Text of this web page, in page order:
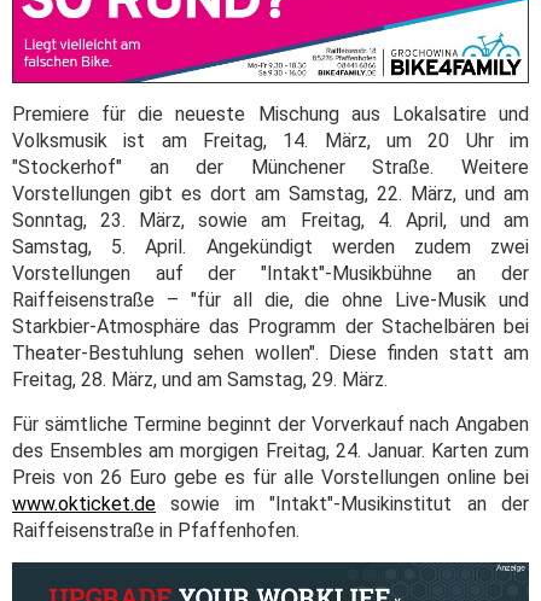
Premiere für die neueste Mischung aus Lokalsatire und
Volksmusik ist am Freitag, 14. März, um 20 Uhr im
"Stockerhof" an der Münchener Straße. Weitere
Vorstellungen gibt es dort am Samstag, 22. März, und am
Sonntag, 23. März, sowie am Freitag, 4. April, und am
Samstag, 5. April. Angekündigt werden zudem zwei
Vorstellungen auf der "Intakt"-Musikbühne an der
Raiffeisenstraße – "für all die, die ohne Live-Musik und
Starkbier-Atmosphäre das Programm der Stachelbären bei
Theater-Bestuhlung sehen wollen". Diese finden statt am
Freitag, 28. März, und am Samstag, 29. März.
Für sämtliche Termine beginnt der Vorverkauf nach Angaben
des Ensembles am morgigen Freitag, 24. Januar. Karten zum
Preis von 26 Euro gebe es für alle Vorstellungen online bei
www.okticket.de sowie im "Intakt"-Musikinstitut an der
Raiffeisenstraße in Pfaffenhofen.